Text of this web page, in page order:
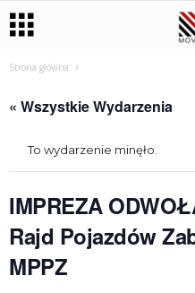
Strona główna
« Wszystkie Wydarzenia
To wydarzenie minęło.
IMPREZA
Rajd Pojazdów
MPPZ